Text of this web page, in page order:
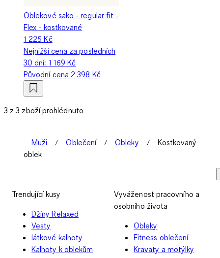
Oblekové sako - regular fit -
Flex - kostkované
1 225 Kč
Nejnižší cena za posledních
30 dní: 1 169 Kč
Původní cena 2 398 Kč
3 z 3 zboží prohlédnuto
Muži Oblečení Obleky
Kostkovaný
oblek
Trendující kusy
Džíny Relaxed
Vesty
látkové kalhoty
Kalhoty k oblekům
Vyváženost pracovního a
osobního života
Obleky
Fitness oblečení
Kravaty a motýlky